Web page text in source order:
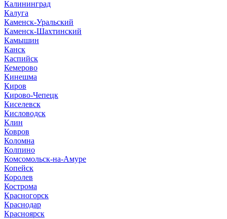
Калининград
Калуга
Каменск-Уральский
Каменск-Шахтинский
Камышин
Канск
Каспийск
Кемерово
Кинешма
Киров
Кирово-Чепецк
Киселевск
Кисловодск
Клин
Ковров
Коломна
Колпино
Комсомольск-на-Амуре
Копейск
Королев
Кострома
Красногорск
Краснодар
Красноярск